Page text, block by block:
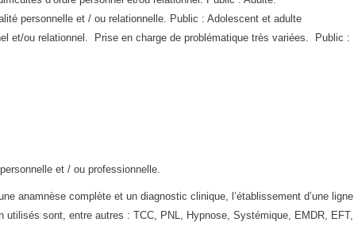
personnelle et / ou relationnelle. Public : Adolescent et adulte
et/ou relationnel. Prise en charge de problématique très variées. Public :
et / ou professionnelle.
anamnèse complète et un diagnostic clinique, l’établissement d’une ligne
sont, entre autres : TCC, PNL, Hypnose, Systémique, EMDR, EFT,